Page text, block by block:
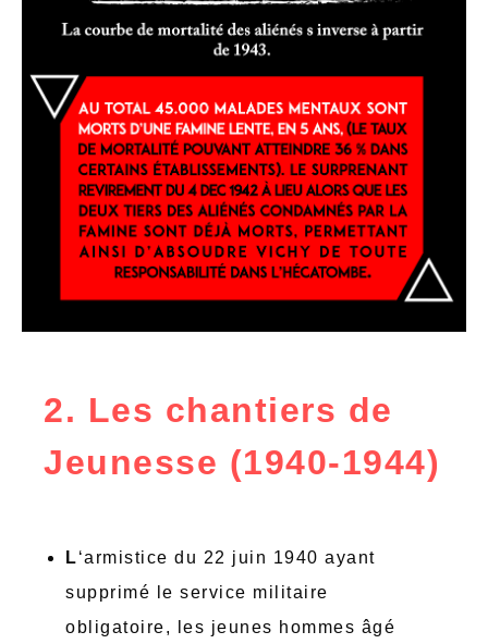
2. Les chantiers de
Jeunesse (1940-1944)
L‘armistice du 22 juin 1940 ayant
supprimé le service militaire
obligatoire, les jeunes hommes âgé